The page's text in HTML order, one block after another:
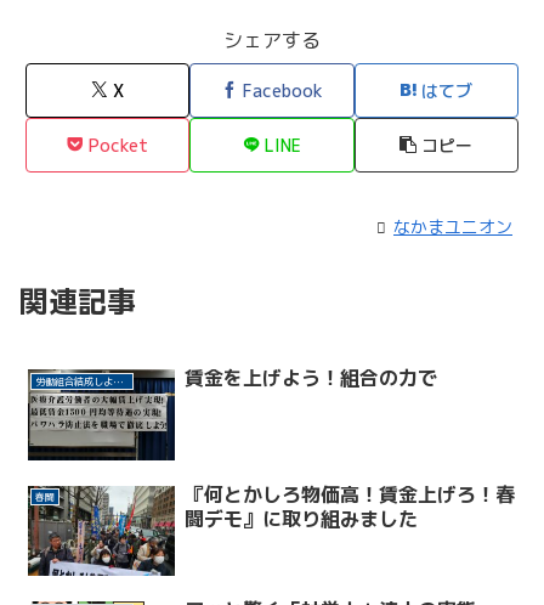
シェアする
X Facebook はてブ
Pocket LINE コピー
なかまユニオン
関連記事
労働組合結成しよう！ 賃金を上げよう！組合の力で
春闘
『何とかしろ物価高！賃金上げろ！春
闘デモ』に取り組みました